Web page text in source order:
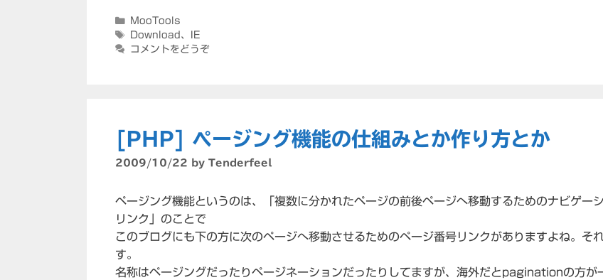
カ
テ
ゴ
MooTools
タ
グ
Download 、
IE
コメントをどうぞ
[PHP] ページング機能の仕組みとか作り方とか
2009/10/22 by Tenderfeel
ページング機能というのは、「複数に分かれたページの前後ページへ移動するためのナビゲー
リンク」のことで
このブログにも下の方に次のページへ移動させるためのページ番号リンクがありますよね。そ
す。
名称はページングだったりページネーションだったりしてますが、海外だとpaginationの方が